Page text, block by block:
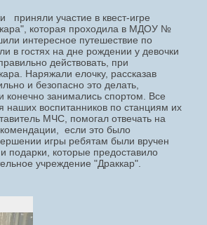
приняли участие в квест-игре
которая проходила в МДОУ №
интересное путешествие по
в гостях на дне рождении у девочки
действовать, при
Наряжали елочку, рассказав
и безопасно это делать,
конечно занимались спортом. Все
наших воспитанников по станциям их
МЧС, помогал отвечать на
если это было
игры ребятам были вручен
подарки, которые предоставило
учреждение "Драккар".